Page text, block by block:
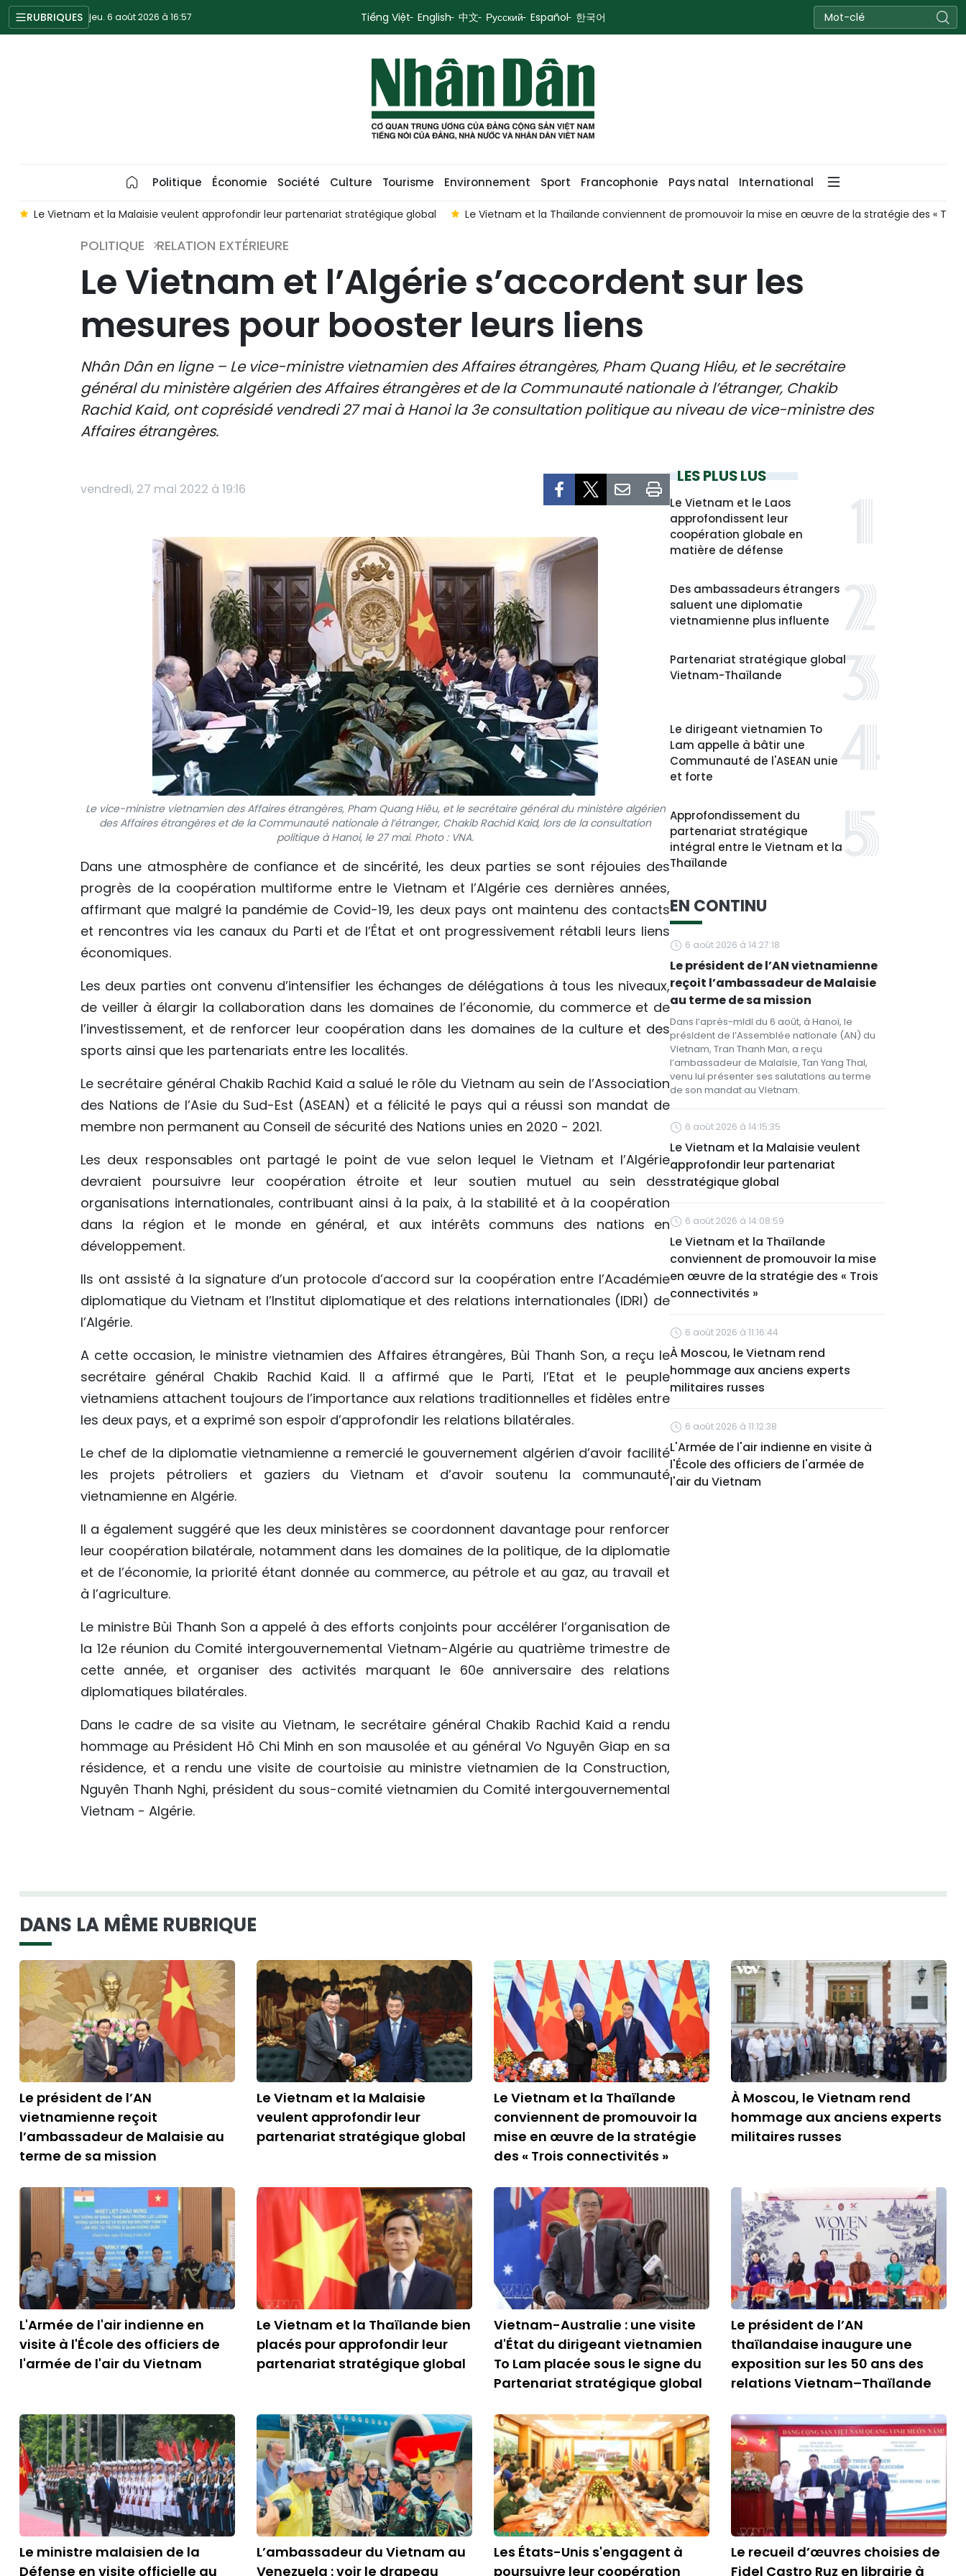
RUBRIQUES jeu. 6 août 2026 à 16:57 Tiếng Việt English 中文 Русский Español 한국어
Politique Économie Société Culture Tourisme Environnement Sport Francophonie Pays natal International
Le Vietnam et la Malaisie veulent approfondir leur partenariat stratégique global Le Vietnam et la Thaïlande conviennent de promouvoir la mise en œuvre de la stratégie des «
POLITIQUE RELATION EXTÉRIEURE
Le Vietnam et l’Algérie s’accordent sur les
mesures pour booster leurs liens
Nhân Dân en ligne – Le vice-ministre vietnamien des Affaires étrangères, Pham Quang Hiêu, et le secrétaire
général du ministère algérien des Affaires étrangères et de la Communauté nationale à l’étranger, Chakib
Rachid Kaid, ont coprésidé vendredi 27 mai à Hanoi la 3e consultation politique au niveau de vice-ministre des
Affaires étrangères.
vendredi, 27 mai 2022 à 19:16
Le vice-ministre vietnamien des Affaires étrangères, Pham Quang Hiêu, et le secrétaire général du ministère algérien
des Affaires étrangères et de la Communauté nationale à l’étranger, Chakib Rachid Kaid, lors de la consultation
politique à Hanoi, le 27 mai. Photo : VNA.
Dans une atmosphère de confiance et de sincérité, les deux parties se sont réjouies des
progrès de la coopération multiforme entre le Vietnam et l’Algérie ces dernières années,
affirmant que malgré la pandémie de Covid-19, les deux pays ont maintenu des contacts
et rencontres via les canaux du Parti et de l’État et ont progressivement rétabli leurs liens
économiques.
Les deux parties ont convenu d’intensifier les échanges de délégations à tous les niveaux,
de veiller à élargir la collaboration dans les domaines de l’économie, du commerce et de
l’investissement, et de renforcer leur coopération dans les domaines de la culture et des
sports ainsi que les partenariats entre les localités.
Le secrétaire général Chakib Rachid Kaid a salué le rôle du Vietnam au sein de l’Association
des Nations de l’Asie du Sud-Est (ASEAN) et a félicité le pays qui a réussi son mandat de
membre non permanent au Conseil de sécurité des Nations unies en 2020 - 2021.
Les deux responsables ont partagé le point de vue selon lequel le Vietnam et l’Algérie
devraient poursuivre leur coopération étroite et leur soutien mutuel au sein des
organisations internationales, contribuant ainsi à la paix, à la stabilité et à la coopération
dans la région et le monde en général, et aux intérêts communs des nations en
développement.
Ils ont assisté à la signature d’un protocole d’accord sur la coopération entre l’Académie
diplomatique du Vietnam et l’Institut diplomatique et des relations internationales (IDRI) de
l’Algérie.
A cette occasion, le ministre vietnamien des Affaires étrangères, Bùi Thanh Son, a reçu le
secrétaire général Chakib Rachid Kaid. Il a affirmé que le Parti, l’Etat et le peuple
vietnamiens attachent toujours de l’importance aux relations traditionnelles et fidèles entre
les deux pays, et a exprimé son espoir d’approfondir les relations bilatérales.
Le chef de la diplomatie vietnamienne a remercié le gouvernement algérien d’avoir facilité
les projets pétroliers et gaziers du Vietnam et d’avoir soutenu la communauté
vietnamienne en Algérie.
Il a également suggéré que les deux ministères se coordonnent davantage pour renforcer
leur coopération bilatérale, notamment dans les domaines de la politique, de la diplomatie
et de l’économie, la priorité étant donnée au commerce, au pétrole et au gaz, au travail et
à l’agriculture.
Le ministre Bùi Thanh Son a appelé à des efforts conjoints pour accélérer l’organisation de
la 12e réunion du Comité intergouvernemental Vietnam-Algérie au quatrième trimestre de
cette année, et organiser des activités marquant le 60e anniversaire des relations
diplomatiques bilatérales.
Dans le cadre de sa visite au Vietnam, le secrétaire général Chakib Rachid Kaid a rendu
hommage au Président Hô Chi Minh en son mausolée et au général Vo Nguyên Giap en sa
résidence, et a rendu une visite de courtoisie au ministre vietnamien de la Construction,
Nguyên Thanh Nghi, président du sous-comité vietnamien du Comité intergouvernemental
Vietnam - Algérie.
LES PLUS LUS
Le Vietnam et le Laos
approfondissent leur
coopération globale en
matière de défense
Des ambassadeurs étrangers
saluent une diplomatie
vietnamienne plus influente
Partenariat stratégique global
Vietnam-Thaïlande
Le dirigeant vietnamien To
Lam appelle à bâtir une
Communauté de l'ASEAN unie
et forte
Approfondissement du
partenariat stratégique
intégral entre le Vietnam et la
Thaïlande
EN CONTINU
6 août 2026 à 14:27:18
Le président de l’AN vietnamienne
reçoit l’ambassadeur de Malaisie
au terme de sa mission
Dans l’après-midi du 6 août, à Hanoï, le
président de l’Assemblée nationale (AN) du
Vietnam, Tran Thanh Man, a reçu
l’ambassadeur de Malaisie, Tan Yang Thai,
venu lui présenter ses salutations au terme
de son mandat au Vietnam.
6 août 2026 à 14:15:35
Le Vietnam et la Malaisie veulent
approfondir leur partenariat
stratégique global
6 août 2026 à 14:08:59
Le Vietnam et la Thaïlande
conviennent de promouvoir la mise
en œuvre de la stratégie des « Trois
connectivités »
6 août 2026 à 11:16:44
À Moscou, le Vietnam rend
hommage aux anciens experts
militaires russes
6 août 2026 à 11:12:38
L'Armée de l'air indienne en visite à
l'École des officiers de l'armée de
l'air du Vietnam
DANS LA MÊME RUBRIQUE
Le président de l’AN
vietnamienne reçoit
l’ambassadeur de Malaisie au
terme de sa mission
Le Vietnam et la Malaisie
veulent approfondir leur
partenariat stratégique global
Le Vietnam et la Thaïlande
conviennent de promouvoir la
mise en œuvre de la stratégie
des « Trois connectivités »
À Moscou, le Vietnam rend
hommage aux anciens experts
militaires russes
L'Armée de l'air indienne en
visite à l'École des officiers de
l'armée de l'air du Vietnam
Le Vietnam et la Thaïlande bien
placés pour approfondir leur
partenariat stratégique global
Vietnam-Australie : une visite
d'État du dirigeant vietnamien
To Lam placée sous le signe du
Partenariat stratégique global
Le président de l’AN
thaïlandaise inaugure une
exposition sur les 50 ans des
relations Vietnam–Thaïlande
Le ministre malaisien de la
Défense en visite officielle au
L’ambassadeur du Vietnam au
Venezuela : voir le drapeau
Les États-Unis s'engagent à
poursuivre leur coopération
Le recueil d’œuvres choisies de
Fidel Castro Ruz en librairie à